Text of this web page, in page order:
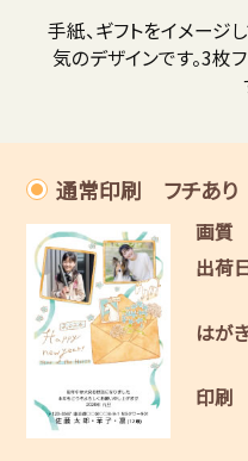
手紙、ギフトをイメージ
気のデザインです。3枚
通常印刷 フチあり
画質
出荷
はがき
印刷